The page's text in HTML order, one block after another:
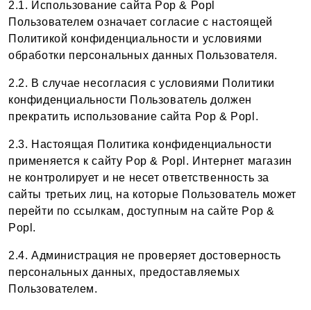
2.1. Использование сайта Pop & Popl
Пользователем означает согласие с настоящей
Политикой конфиденциальности и условиями
обработки персональных данных Пользователя.
2.2. В случае несогласия с условиями Политики
конфиденциальности Пользователь должен
прекратить использование сайта Pop & Popl.
2.3. Настоящая Политика конфиденциальности
применяется к сайту Pop & Popl. Интернет магазин
не контролирует и не несет ответственность за
сайты третьих лиц, на которые Пользователь может
перейти по ссылкам, доступным на сайте Pop &
Popl.
2.4. Администрация не проверяет достоверность
персональных данных, предоставляемых
Пользователем.